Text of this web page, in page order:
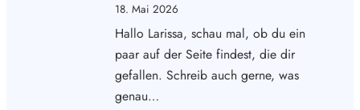
18. Mai 2026
Hallo Larissa, schau mal, ob du ein
paar auf der Seite findest, die dir
gefallen. Schreib auch gerne, was
genau…